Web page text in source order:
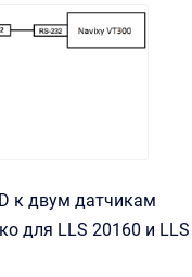
к двум датчикам
для LLS 20160 и LLS